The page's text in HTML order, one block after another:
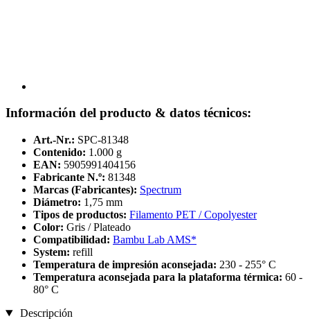
Información del producto & datos técnicos:
Art.-Nr.: SPC-81348
Contenido: 1.000 g
EAN: 5905991404156
Fabricante N.º: 81348
Marcas (Fabricantes): Spectrum
Diámetro: 1,75 mm
Tipos de productos: Filamento PET / Copolyester
Color: Gris / Plateado
Compatibilidad: Bambu Lab AMS*
System: refill
Temperatura de impresión aconsejada: 230 - 255° C
Temperatura aconsejada para la plataforma térmica: 60 -
80° C
Descripción